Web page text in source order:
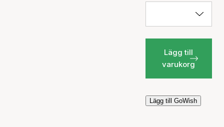
Lägg till
varukorg
Lägg till GoWish